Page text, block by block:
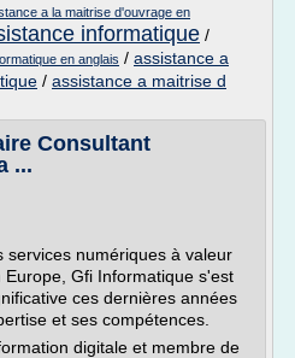
a la maitrise d'ouvrage en
informatique /
en anglais / assistance a
/ assistance a maitrise d
Consultant
...
services numériques à valeur
Gfi Informatique s'est
ces dernières années
et ses compétences.
digitale et membre de